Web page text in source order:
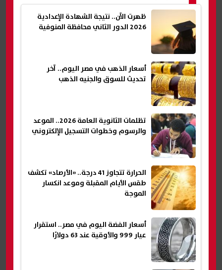
ظهرت الآن.. نتيجة الشهادة الإعدادية
2026 الدور الثاني محافظة المنوفية
أسعار الذهب في مصر اليوم.. آخر
تحديث للسوق والجنيه الذهب
تظلمات الثانوية العامة 2026.. الموعد
والرسوم وخطوات التسجيل الإلكتروني
الحرارة تتجاوز 41 درجة.. «الأرصاد» تكشف
طقس الأيام المقبلة وموعد انكسار
الموجة
أسعار الفضة اليوم في مصر.. استقرار
عيار 999 والأوقية عند 63 دولارًا